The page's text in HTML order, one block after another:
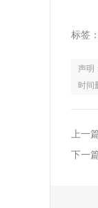
标签：
声明
时间
上一
下一